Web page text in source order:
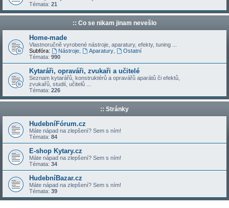
Témata: 21
:: Co se nikam jinam nevešlo
Home-made
Vlastnoručně vyrobené nástroje, aparatury, efekty, tuning ...
Subfóra:
Nástroje, Aparatury,
Ostatní
Témata: 990
Kytaráři, opraváři, zvukaři a učitelé
Seznam kytarářů, konstruktérů a opravářů aparátů či efektů,
zvukařů, studií, učitelů ...
Témata: 226
:: Stránky
HudebníFórum.cz
Máte nápad na zlepšení? Sem s ním!
Témata: 84
E-shop Kytary.cz
Máte nápad na zlepšení? Sem s ním!
Témata: 34
HudebníBazar.cz
Máte nápad na zlepšení? Sem s ním!
Témata: 39